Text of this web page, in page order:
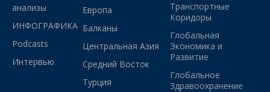
анализы
ИНФОГРАФИКА
Podcasts
Интервью
Европа
Балканы
Центральная Азия
Средний Восток
Турция
Транспортные
Коридоры
Глобальная
Экономика и
Развитие
Глобальное
Здравоохранение